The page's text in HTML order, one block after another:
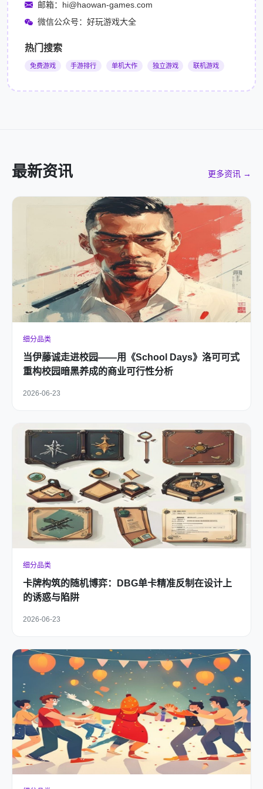
邮箱：hi@haowan-games.com
微信公众号：好玩游戏大全
热门搜索
免费游戏 手游排行 单机大作 独立游戏 联机游戏
最新资讯 更多资讯 →
细分品类
当伊藤诚走进校园——用《School Days》洛可可式
重构校园暗黑养成的商业可行性分析
2026-06-23
细分品类
卡牌构筑的随机博弈：DBG单卡精准反制在设计上
的诱惑与陷阱
2026-06-23